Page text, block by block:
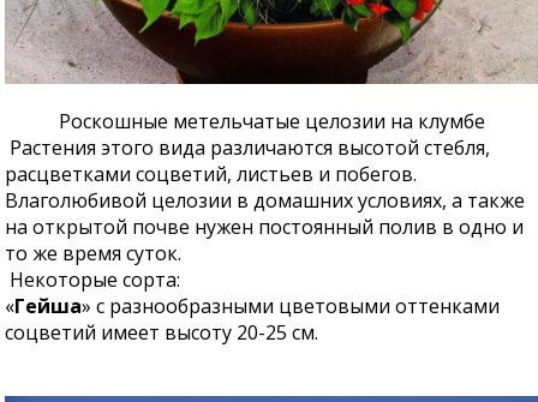
Роскошные метельчатые целозии на клумбе
Растения этого вида различаются высотой стебля,
расцветками соцветий, листьев и побегов.
Влаголюбивой целозии в домашних условиях, а также
на открытой почве нужен постоянный полив в одно и
то же время суток.
Некоторые сорта:
«Гейша» с разнообразными цветовыми оттенками
соцветий имеет высоту 20-25 см.